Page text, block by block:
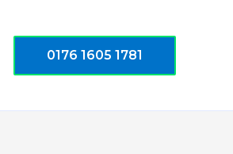
0176 1605 1781